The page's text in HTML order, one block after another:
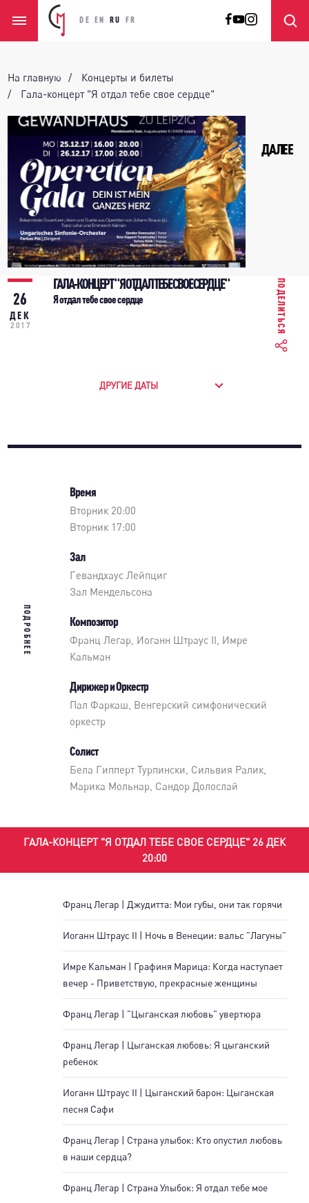
DE EN RU FR
На главную
Концерты и билеты
Гала-концерт "Я отдал тебе свое сердце"
26
ДЕК
2017
ГАЛА-КОНЦЕРТ "Я ОТДАЛ ТЕБЕ СВОЕ СЕРДЦЕ"
Я отдал тебе свое сердце ПОДЕЛИТЬСЯ
ДРУГИЕ ДАТЫ
ДАЛЕЕ
ПОДРОБНЕЕ
Время
Вторник 20:00
Вторник 17:00
Зал
Гевандхаус Лейпциг
Зал Мендельсона
Композитор
Франц Легар, Иоганн Штраус II, Имре
Кальман
Дирижер и Оркестр
Пал Фаркаш Венгерский симфонический
оркестр
Солист
Бела Гипперт Турпински Сильвия Ралик
Марика Мольнар Сандор Долослай
ГАЛА-КОНЦЕРТ "Я ОТДАЛ ТЕБЕ СВОЕ СЕРДЦЕ" 26 ДЕК
20:00
Франц Легар | Джудитта: Мои губы, они так горячи
Иоганн Штраус II | Ночь в Венеции: вальс "Лагуны"
Имре Кальман | Графиня Марица: Когда наступает
вечер - Приветствую, прекрасные женщины
Франц Легар | "Цыганская любовь" увертюра
Франц Легар | Цыганская любовь: Я цыганский
ребенок
Иоганн Штраус II | Цыганский барон: Цыганская
песня Сафи
Франц Легар | Страна улыбок: Кто опустил любовь
в наши сердца?
Франц Легар | Страна Улыбок: Я отдал тебе мое